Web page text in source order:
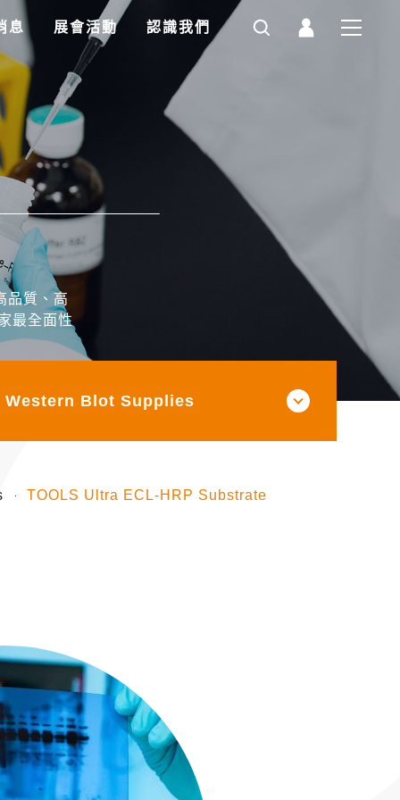
息 展會活動 認識我們
品質、高
最全面性
Western Blot Supplies
TOOLS Ultra ECL-HRP Substrate